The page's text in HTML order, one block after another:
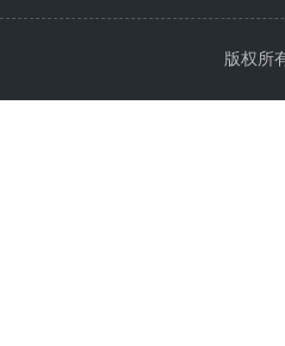
版权所